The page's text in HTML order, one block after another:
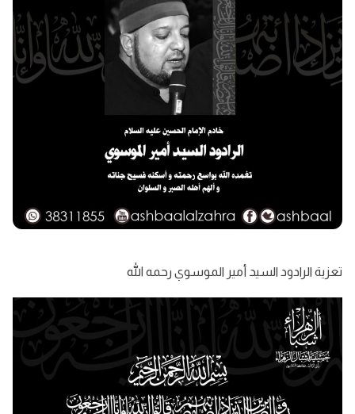
تعزية الرادود السيد أمير الموسوي رحمه الله